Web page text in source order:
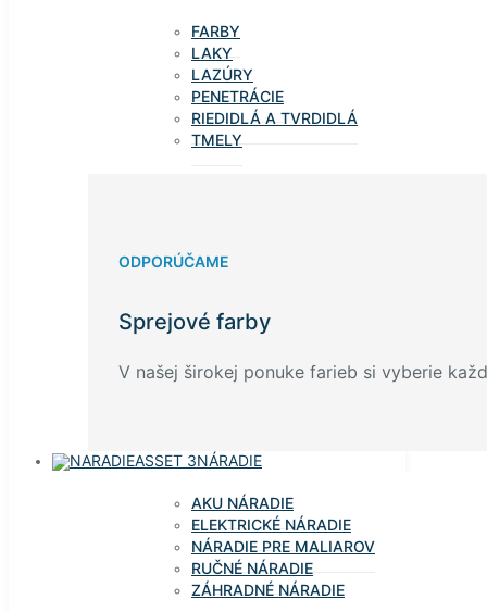
FARBY
LAKY
LAZÚRY
PENETRÁCIE
RIEDIDLÁ A TVRDIDLÁ
TMELY
ODPORÚČAME
Sprejové farby
V našej širokej ponuke farieb si vyberie
NÁRADIE
AKU NÁRADIE
ELEKTRICKÉ NÁRADIE
NÁRADIE PRE MALIAROV
RUČNÉ NÁRADIE
ZÁHRADNÉ NÁRADIE